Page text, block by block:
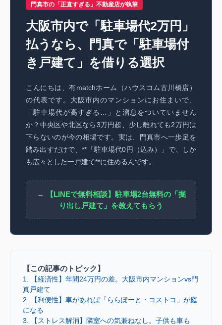
門真市の「正直すぎる」不動産店が執筆
大阪市内で「駐車場代2万円」
払うなら、門真で「駐車場付
き戸建て」を借りる選択
こんにちは、有matchホーム（ハウスコム古川橋店）
の代表です。大阪市内のマンションにお住まいで、
「駐車場代が高すぎる…」と溜息をついていません
か？中央区や北区なら3万円超、少し離れても2万円は
下らないのが今の相場です。実は、門真市へ一歩足を
踏み出すだけで、**「駐車場代0円（込み）」で、しか
も広々とした一戸建て**に住めるんです。
→ 【LINEで無料相談】駐車場2台無料の「掘
り出し戸建て」を教えてもらう
【この記事のトピック】
1. 【経済性】年間24万円の差。大阪市内マンションvs門
真戸建て
2. 【利便性】車があれば「ららぽーと・コストコ」が庭
になる
3. 【ストレス解消】隣室への気兼ねなし。子供も車も